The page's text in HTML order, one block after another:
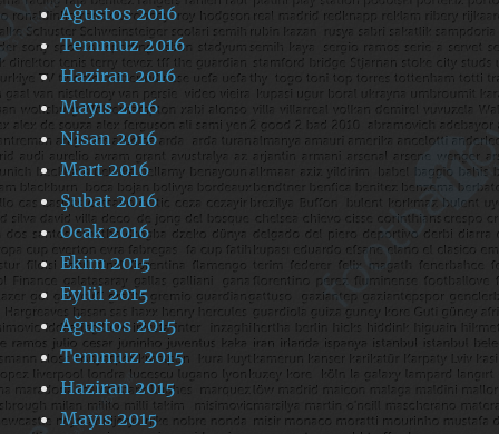
Ağustos 2016
Temmuz 2016
Haziran 2016
Mayıs 2016
Nisan 2016
Mart 2016
Şubat 2016
Ocak 2016
Ekim 2015
Eylül 2015
Ağustos 2015
Temmuz 2015
Haziran 2015
Mayıs 2015